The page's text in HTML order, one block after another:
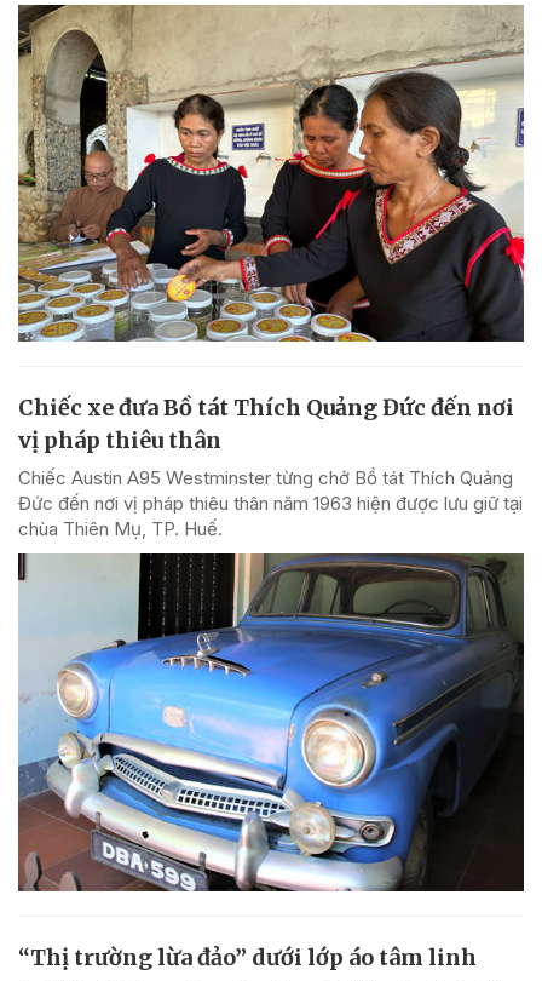
Chiếc xe đưa Bồ tát Thích Quảng Đức đến nơi
vị pháp thiêu thân
Chiếc Austin A95 Westminster từng chở Bồ tát Thích Quảng
Đức đến nơi vị pháp thiêu thân năm 1963 hiện được lưu giữ tại
chùa Thiên Mụ, TP. Huế.
“Thị trường lừa đảo” dưới lớp áo tâm linh